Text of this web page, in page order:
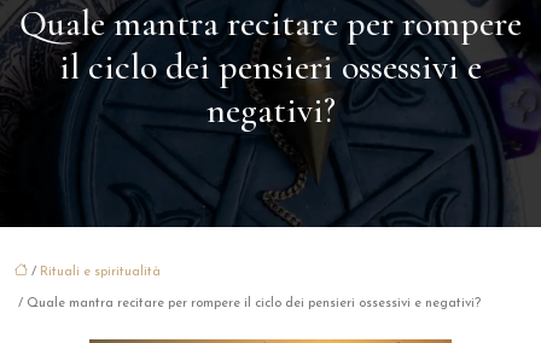
Quale mantra recitare per rompere
il ciclo dei pensieri ossessivi e
negativi?
/ Rituali e spiritualità
/ Quale mantra recitare per rompere il ciclo dei pensieri ossessivi e negativi?